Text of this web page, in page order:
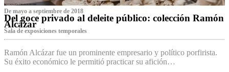
De mayo a septiembre de 2018
Del goce privado al deleite público: colección Ramón
Alcázar
Sala de exposiciones temporales
Ramón Alcázar fue un prominente empresario y político porfirista.
Su éxito económico le permitió practicar su afición…